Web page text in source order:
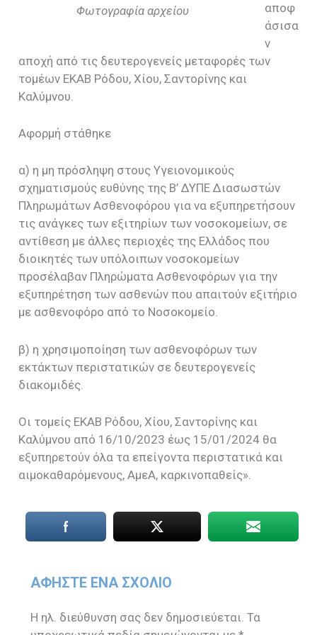
Φωτογραφία αρχείου
αποφ
άσισα
ν
αποχή από τις δευτερογενείς μεταφορές των
τομέων ΕΚΑΒ Ρόδου, Χίου, Σαντορίνης και
Καλύμνου.
Αφορμή στάθηκε
α) η μη πρόσληψη στους Υγειονομικούς
σχηματισμούς ευθύνης της Β’ ΔΥΠΕ Διασωστών
Πληρωμάτων Ασθενοφόρου για να εξυπηρετήσουν
τις ανάγκες των εξιτηρίων των νοσοκομείων, σε
αντίθεση με άλλες περιοχές της Ελλάδος που
διοικητές των υπόλοιπων νοσοκομείων
προσέλαβαν Πληρώματα Ασθενοφόρων για την
εξυπηρέτηση των ασθενών που απαιτούν εξιτήριο
με ασθενοφόρο από το Νοσοκομείο.
β) η χρησιμοποίηση των ασθενοφόρων των
εκτάκτων περιστατικών σε δευτερογενείς
διακομιδές.
Οι τομείς ΕΚΑΒ Ρόδου, Χίου, Σαντορίνης και
Καλύμνου από 16/10/2023 έως 15/01/2024 θα
εξυπηρετούν όλα τα επείγοντα περιστατικά και
αιμοκαθαρόμενους, ΑμεΑ, καρκινοπαθείς».
ΑΦΉΣΤΕ ΈΝΑ ΣΧΌΛΙΟ
Η ηλ. διεύθυνση σας δεν δημοσιεύεται. Τα